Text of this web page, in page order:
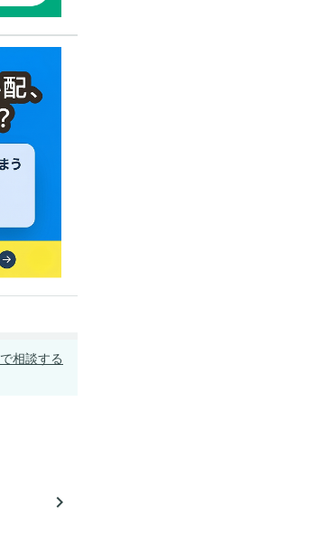
相談する
navigate_next